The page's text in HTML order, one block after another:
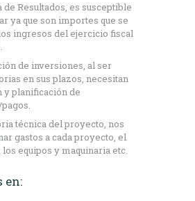
de Resultados, es susceptible
ya que son importes que se
ingresos del ejercicio fiscal
de inversiones, al ser
en sus plazos, necesitan
planificación de
técnica del proyecto, nos
gastos a cada proyecto, el
equipos y maquinaria etc.
en: